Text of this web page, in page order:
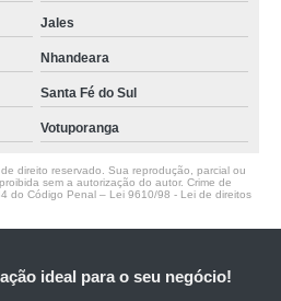
Jales
Nhandeara
Santa Fé do Sul
Votuporanga
direito reservado. Sua reprodução, parcial ou
sem a autorização do autor. Crime de
do Código Penal – Lei 9610/98 - Lei de direitos
ideal para o seu negócio!